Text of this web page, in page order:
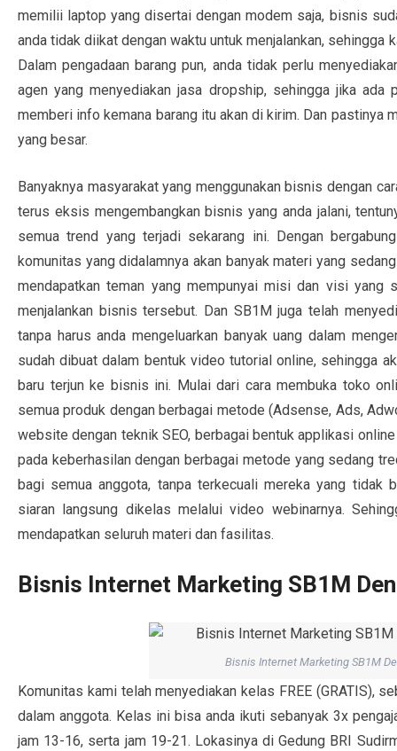
memilii laptop yang disertai dengan modem saja, bisnis
anda tidak diikat dengan waktu untuk menjalankan, sehingga
Dalam pengadaan barang pun, anda tidak perlu
agen yang menyediakan jasa dropship, sehingga jika ada
memberi info kemana barang itu akan di kirim. Dan pastinya
yang besar.
Banyaknya masyarakat yang menggunakan bisnis dengan
terus eksis mengembangkan bisnis yang anda jalani,
semua trend yang terjadi sekarang ini. Dengan
komunitas yang didalamnya akan banyak materi yang
mendapatkan teman yang mempunyai misi dan visi yang
menjalankan bisnis tersebut. Dan SB1M juga telah
tanpa harus anda mengeluarkan banyak uang dalam
sudah dibuat dalam bentuk video tutorial online, sehingga
baru terjun ke bisnis ini. Mulai dari cara membuka toko
semua produk dengan berbagai metode (Adsense, Ads,
website dengan teknik SEO, berbagai bentuk applikasi
pada keberhasilan dengan berbagai metode yang sedang
bagi semua anggota, tanpa terkecuali mereka yang
siaran langsung dikelas melalui video webinarnya.
mendapatkan seluruh materi dan fasilitas.
Bisnis Internet Marketing SB1M
Bisnis Internet Marketing SB1M
Komunitas kami telah menyediakan kelas FREE (GRATIS),
dalam anggota. Kelas ini bisa anda ikuti sebanyak 3x
jam 13-16, serta jam 19-21. Lokasinya di Gedung BRI